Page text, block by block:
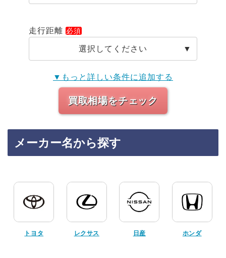
走行距離
選択してください
▼もっと詳しい条件に追加する
買取相場をチェック
メーカー名から探す
トヨタ レクサス 日産 ホンダ